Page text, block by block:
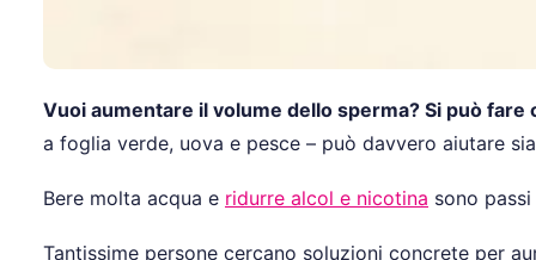
Vuoi aumentare il volume dello sperma? Si può
a foglia verde, uova e pesce – può davvero aiutare
Bere molta acqua e ridurre alcol e nicotina sono
Tantissime persone cercano soluzioni concrete per